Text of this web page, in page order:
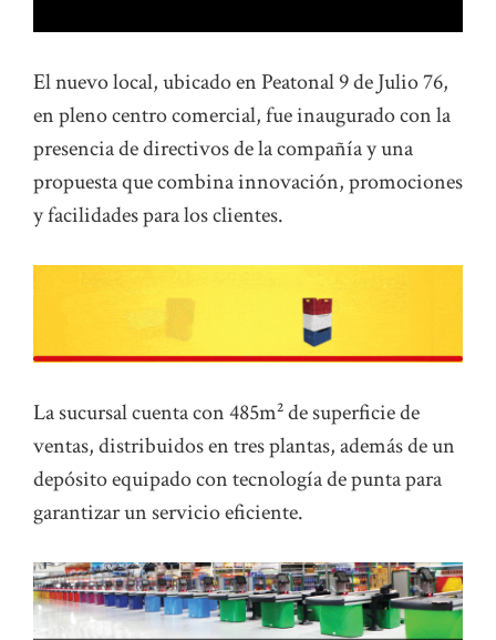
El nuevo local, ubicado en Peatonal 9 de Julio 76,
en pleno centro comercial, fue inaugurado con la
presencia de directivos de la compañía y una
propuesta que combina innovación, promociones
y facilidades para los clientes.
La sucursal cuenta con 485m² de superficie de
ventas, distribuidos en tres plantas, además de un
depósito equipado con tecnología de punta para
garantizar un servicio eficiente.